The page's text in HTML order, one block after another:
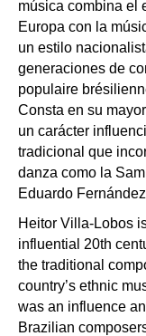
música combina el
Europa con la
un estilo
generaciones de
populaire
Consta en su
un carácter
tradicional que
danza como la
Eduardo
Heitor Villa-Lobos
influential 20th
the traditional
country’s ethnic
was an influence
Brazilian